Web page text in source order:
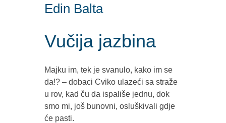
Edin Balta
Vučija jazbina
Majku im, tek je svanulo, kako im se
da!? – dobaci Cviko ulazeći sa straže
u rov, kad ču da ispališe jednu, dok
smo mi, još bunovni, osluškivali gdje
će pasti.